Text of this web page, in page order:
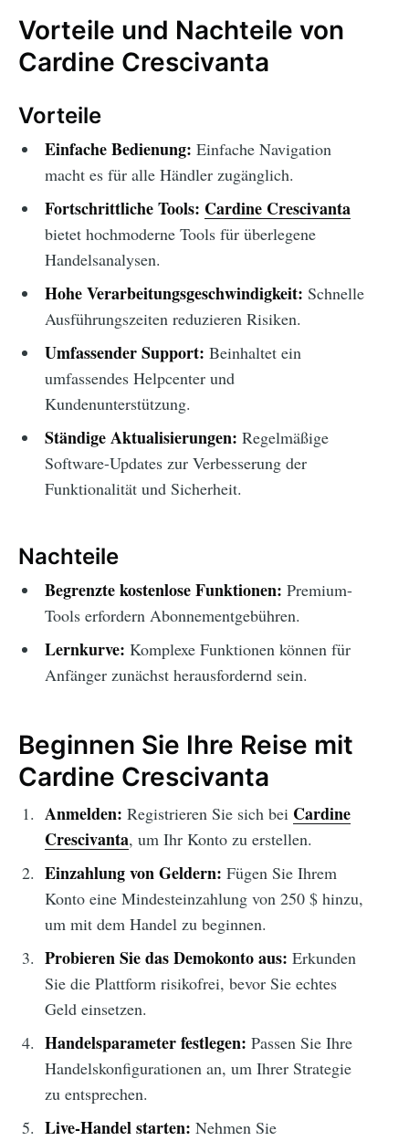
Vorteile und Nachteile von
Cardine Crescivanta
Vorteile
Einfache Bedienung: Einfache Navigation
macht es für alle Händler zugänglich.
Fortschrittliche Tools: Cardine Crescivanta
bietet hochmoderne Tools für überlegene
Handelsanalysen.
Hohe Verarbeitungsgeschwindigkeit: Schnelle
Ausführungszeiten reduzieren Risiken.
Umfassender Support: Beinhaltet ein
umfassendes Helpcenter und
Kundenunterstützung.
Ständige Aktualisierungen: Regelmäßige
Software-Updates zur Verbesserung der
Funktionalität und Sicherheit.
Nachteile
Begrenzte kostenlose Funktionen: Premium-
Tools erfordern Abonnementgebühren.
Lernkurve: Komplexe Funktionen können für
Anfänger zunächst herausfordernd sein.
Beginnen Sie Ihre Reise mit
Cardine Crescivanta
Anmelden: Registrieren Sie sich bei Cardine
Crescivanta, um Ihr Konto zu erstellen.
Einzahlung von Geldern: Fügen Sie Ihrem
Konto eine Mindesteinzahlung von 250 $ hinzu,
um mit dem Handel zu beginnen.
Probieren Sie das Demokonto aus: Erkunden
Sie die Plattform risikofrei, bevor Sie echtes
Geld einsetzen.
Handelsparameter festlegen: Passen Sie Ihre
Handelskonfigurationen an, um Ihrer Strategie
zu entsprechen.
Live-Handel starten: Nehmen Sie